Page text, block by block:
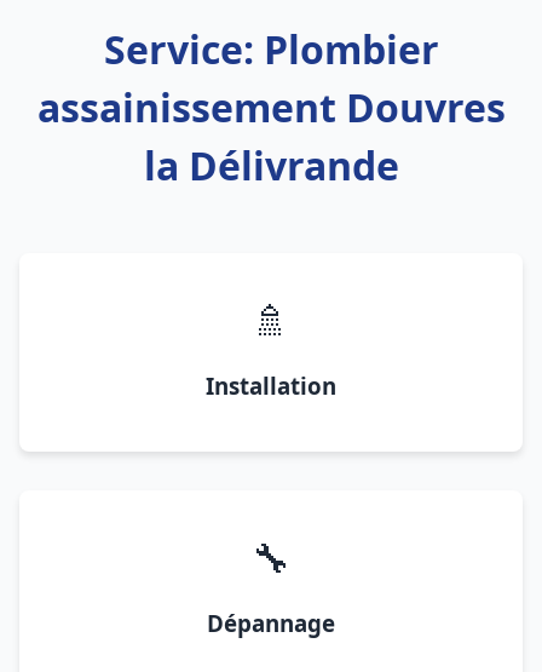
Service: Plombier
assainissement Douvres
la Délivrande
🚿
Installation
🔧
Dépannage